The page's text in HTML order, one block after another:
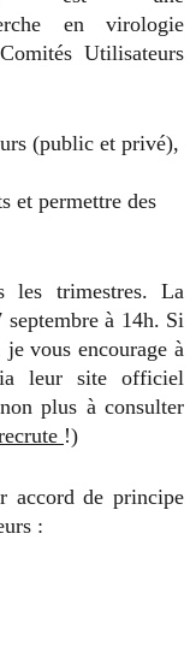
en virologie
Utilisateurs
(public et privé),
et permettre des
les trimestres. La
à 14h. Si
vous encourage à
leur site officiel
plus à consulter
!)
accord de principe
: